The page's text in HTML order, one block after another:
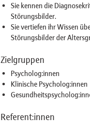
Sie kennen die
Störungsbilder.
Sie vertiefen ihr Wissen
Störungsbilder der
Zielgruppen
Psycholog:innen
Klinische Psycholog:innen
Referent:innen